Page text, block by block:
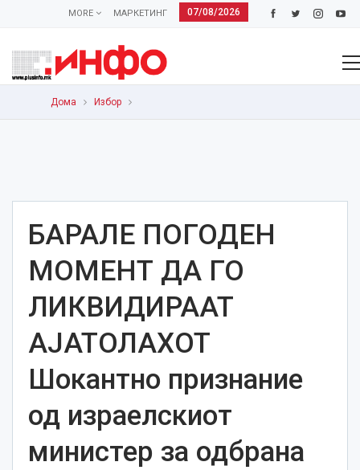
07/08/2026
МАРКЕТИНГ
MORE
Дома Избор
БАРАЛЕ ПОГОДЕН
МОМЕНТ ДА ГО
ЛИКВИДИРААТ
АЈАТОЛАХОТ
Шокантно признание
од израелскиот
министер за одбрана